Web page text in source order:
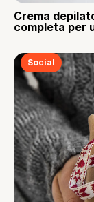
Crema
completa per
Social